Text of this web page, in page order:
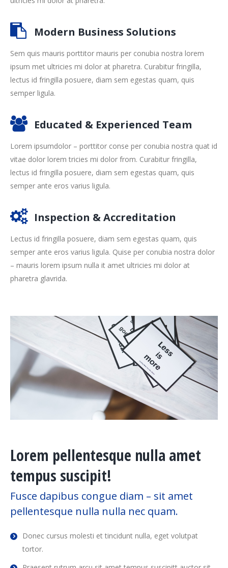
Modern Business Solutions
Sem quis mauris porttitor mauris per conubia nostra lorem
ipsum met ultricies mi dolor at pharetra. Curabitur fringilla,
lectus id fringilla posuere, diam sem egestas quam, quis
semper ligula.
Educated & Experienced Team
Lorem ipsumdolor – porttitor conse per conubia nostra quat id
vitae dolor lorem tricies mi dolor from. Curabitur fringilla,
lectus id fringilla posuere, diam sem egestas quam, quis
semper ante eros varius ligula.
Inspection & Accreditation
Lectus id fringilla posuere, diam sem egestas quam, quis
semper ante eros varius ligula. Quise per conubia nostra dolor
– mauris lorem ipsum nulla it amet ultricies mi dolor at
pharetra glavrida.
Lorem pellentesque nulla amet
tempus suscipit!
Fusce dapibus congue diam – sit amet
pellentesque nulla nulla nec quam.
Donec cursus molesti et tincidunt nulla, eget volutpat
tortor.